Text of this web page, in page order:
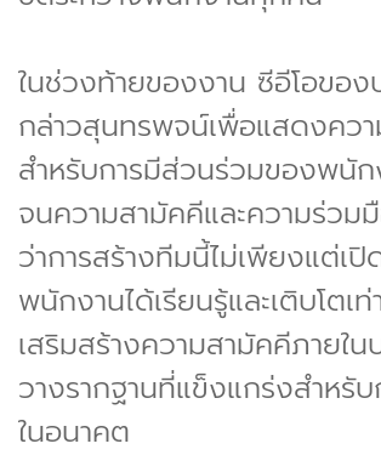
ในช่วงท้ายของงาน ซีอีโอขอ
กล่าวสุนทรพจน์เพื่อแสดงคว
สำหรับการมีส่วนร่วมของพนั
จนความสามัคคีและความร่วม
ว่าการสร้างทีมนี้ไม่เพียงแต่เปิ
พนักงานได้เรียนรู้และเติบโตเ
เสริมสร้างความสามัคคีภายใ
วางรากฐานที่แข็งแกร่งสำหรั
ในอนาคต